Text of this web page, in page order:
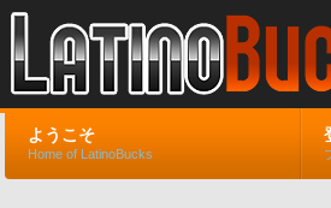
ようこそ
Home of LatinoBucks